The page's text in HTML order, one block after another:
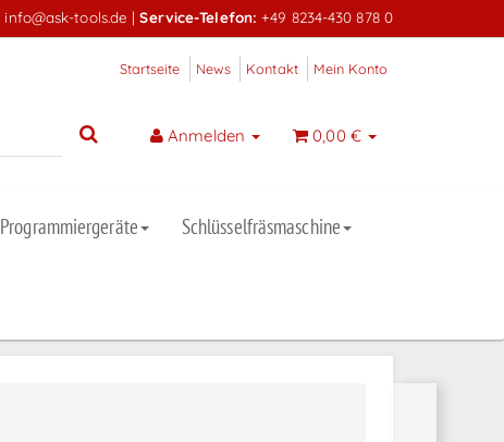
info@ask-tools.de |Service-Telefon: +49 8234-430 878 0
Startseite News Kontakt Mein Konto
Anmelden 0,00 €
Programmiergeräte Schlüsselfräsmaschine